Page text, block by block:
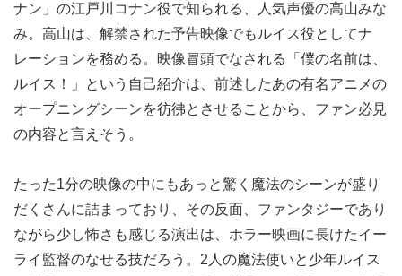
ナン」の江戸川コナン役で知られる、人気声優の高山みな
み。高山は、解禁された予告映像でもルイス役としてナ
レーションを務める。映像冒頭でなされる「僕の名前は、
ルイス！」という自己紹介は、前述したあの有名アニメの
オープニングシーンを彷彿とさせることから、ファン必見
の内容と言えそう。
たった1分の映像の中にもあっと驚く魔法のシーンが盛り
だくさんに詰まっており、その反面、ファンタジーであり
ながら少し怖さも感じる演出は、ホラー映画に長けたイー
ライ監督のなせる技だろう。2人の魔法使いと少年ルイス